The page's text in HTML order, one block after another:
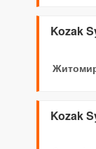
Kozak
Kozak